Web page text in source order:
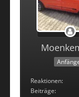
Reaktionen
Beiträge